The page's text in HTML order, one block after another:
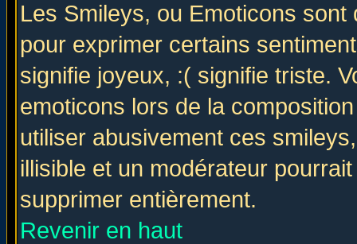
Les Smileys, ou Emoticons
pour exprimer certains
signifie joyeux, :( signifie triste.
emoticons lors de la
utiliser abusivement ces
illisible et un modérateur
supprimer entièrement.
Revenir en haut